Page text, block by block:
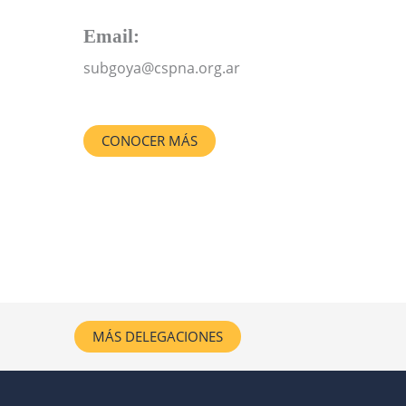
Email:
subgoya@cspna.org.ar
CONOCER MÁS
MÁS DELEGACIONES